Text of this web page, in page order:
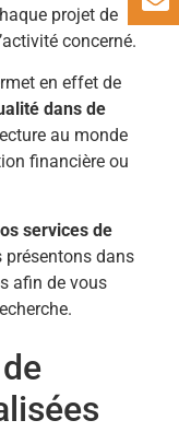
projet de
concerné.
en effet de
dans de
au monde
financière ou
services de
présentons dans
afin de vous